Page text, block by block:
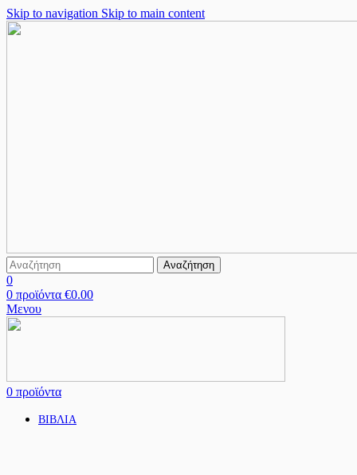
Skip to navigation Skip to main content
Αναζήτηση
0
0 προϊόντα €0.00
Μενου
0 προϊόντα
ΒΙΒΛΙΑ